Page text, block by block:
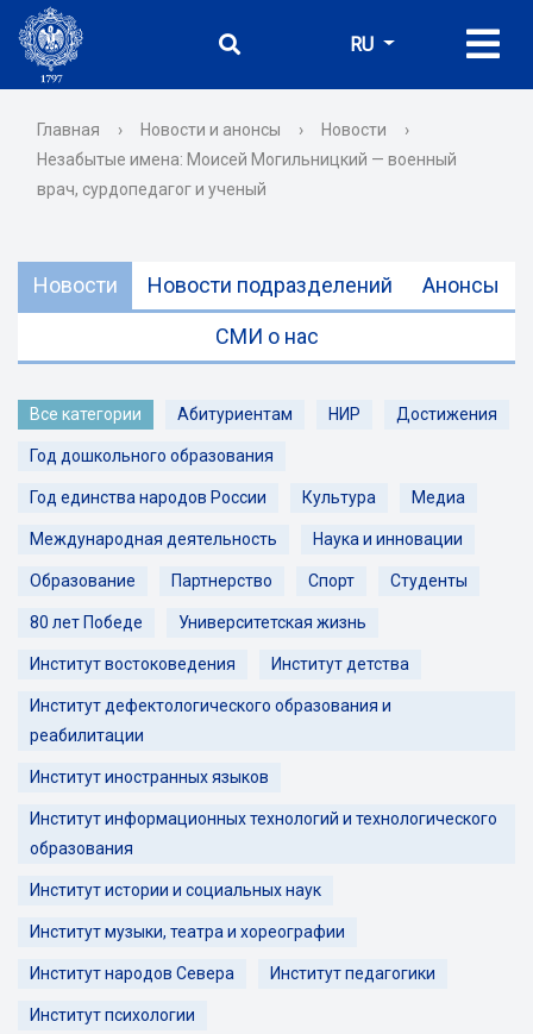
RU
Главная › Новости и анонсы › Новости
›
Незабытые имена: Моисей Могильницкий — военный
врач, сурдопедагог и ученый
Новости Новости подразделений Анонсы
СМИ о нас
Все категории Абитуриентам НИР Достижения
Год дошкольного образования
Год единства народов России Культура Медиа
Международная деятельность Наука и инновации
Образование Партнерство Спорт Студенты
80 лет Победе Университетская жизнь
Институт востоковедения Институт детства
Институт дефектологического образования и
реабилитации
Институт иностранных языков
Институт информационных технологий и технологического
образования
Институт истории и социальных наук
Институт музыки, театра и хореографии
Институт народов Севера Институт педагогики
Институт психологии